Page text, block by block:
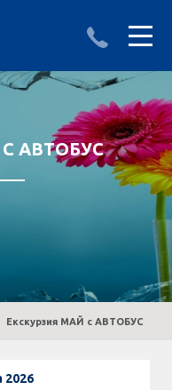
АВТОБУС
Екскурзия МАЙ с АВТОБУС
2026